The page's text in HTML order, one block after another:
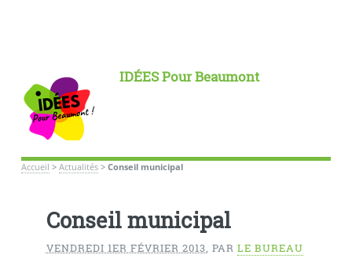
IDÉES Pour Beaumont
Accueil > Actualités> Conseil municipal
Conseil municipal
VENDREDI 1ER FÉVRIER 2013, PAR LE BUREAU